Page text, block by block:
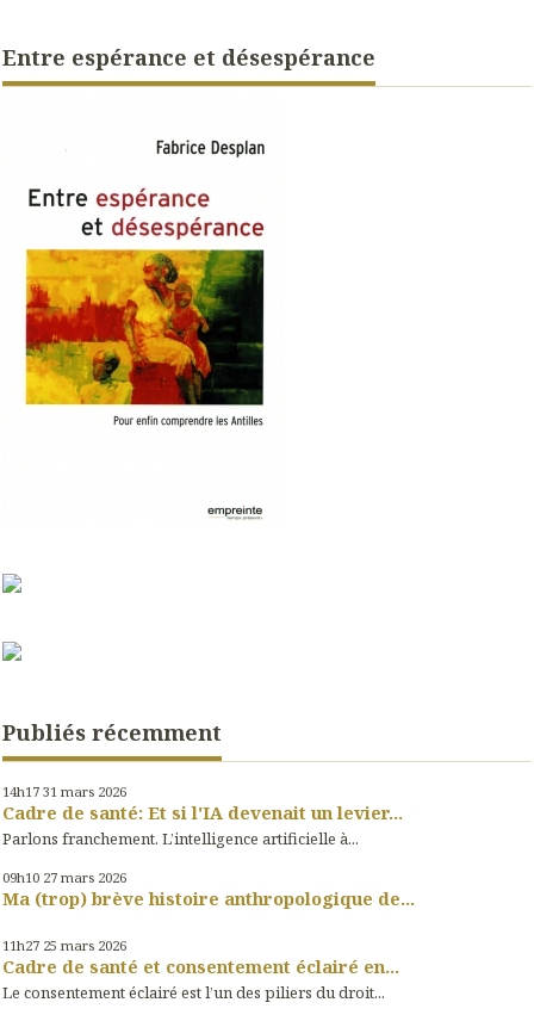
Entre espérance et désespérance
Publiés récemment
14h17 31 mars 2026
Cadre de santé: Et si l'IA devenait un levier...
Parlons franchement. L’intelligence artificielle à...
09h10 27 mars 2026
Ma (trop) brève histoire anthropologique de...
11h27 25 mars 2026
Cadre de santé et consentement éclairé en...
Le consentement éclairé est l’un des piliers du droit...